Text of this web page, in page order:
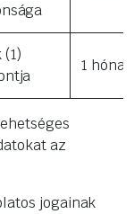
(1)
1
az
jogainak